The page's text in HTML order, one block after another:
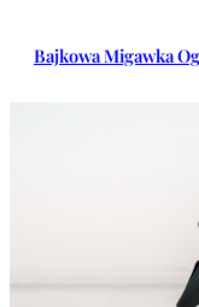
Bajkowa Migawka